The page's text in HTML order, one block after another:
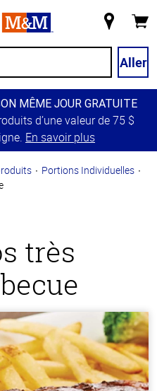
magasin
Aller
MÊME JOUR GRATUITE
d’une valeur de 75 $
En savoir plus
Portions Individuelles
très